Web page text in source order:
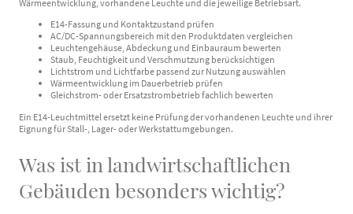
Wärmeentwicklung, vorhandene Leuchte und die jeweilige Betriebsart.
E14-Fassung und Kontaktzustand prüfen
AC/DC-Spannungsbereich mit den Produktdaten vergleichen
Leuchtengehäuse, Abdeckung und Einbauraum bewerten
Staub, Feuchtigkeit und Verschmutzung berücksichtigen
Lichtstrom und Lichtfarbe passend zur Nutzung auswählen
Wärmeentwicklung im Dauerbetrieb prüfen
Gleichstrom- oder Ersatzstrombetrieb fachlich bewerten
Ein E14-Leuchtmittel ersetzt keine Prüfung der vorhandenen Leuchte und ihrer
Eignung für Stall-, Lager- oder Werkstattumgebungen.
Was ist in landwirtschaftlichen
Gebäuden besonders wichtig?